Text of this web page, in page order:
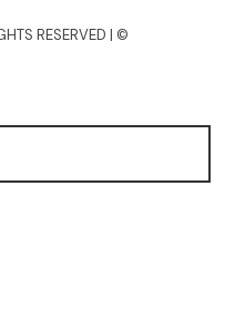
RESERVED | ©